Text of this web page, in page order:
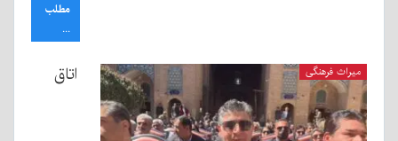
مطلب
...
میراث فرهنگی اتاق